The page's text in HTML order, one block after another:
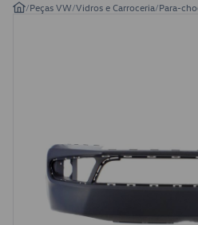
/Peças VW/Vidros e Carroceria/Para-